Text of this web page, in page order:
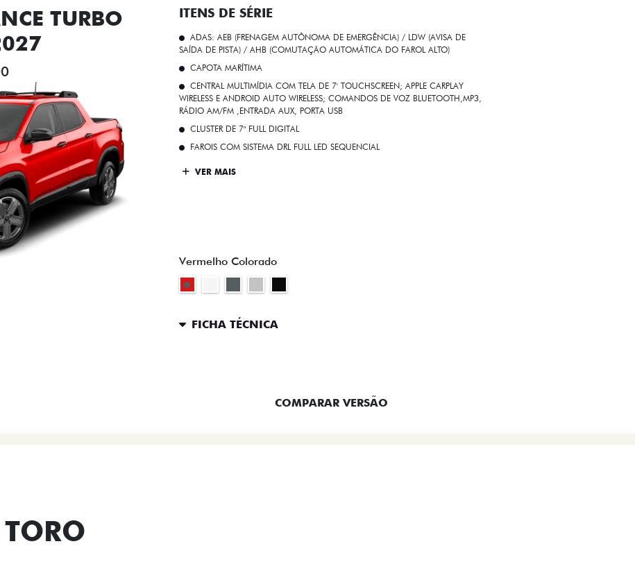
TURBO
ITENS DE SÉRIE
ADAS: AEB (FRENAGEM AUTÔNOMA DE EMERGÊNCIA) / LDW (AVISA DE
SAÍDA DE PISTA) / AHB (COMUTAÇÃO AUTOMÁTICA DO FAROL ALTO)
CAPOTA MARÍTIMA
CENTRAL MULTIMÍDIA COM TELA DE 7' TOUCHSCREEN; APPLE CARPLAY
WIRELESS E ANDROID AUTO WIRELESS; COMANDOS DE VOZ BLUETOOTH,MP3,
RÁDIO AM/FM ,ENTRADA AUX, PORTA USB
CLUSTER DE 7" FULL DIGITAL
FAROIS COM SISTEMA DRL FULL LED SEQUENCIAL
VER MAIS
Vermelho Colorado
FICHA TÉCNICA
COMPARAR VERSÃO